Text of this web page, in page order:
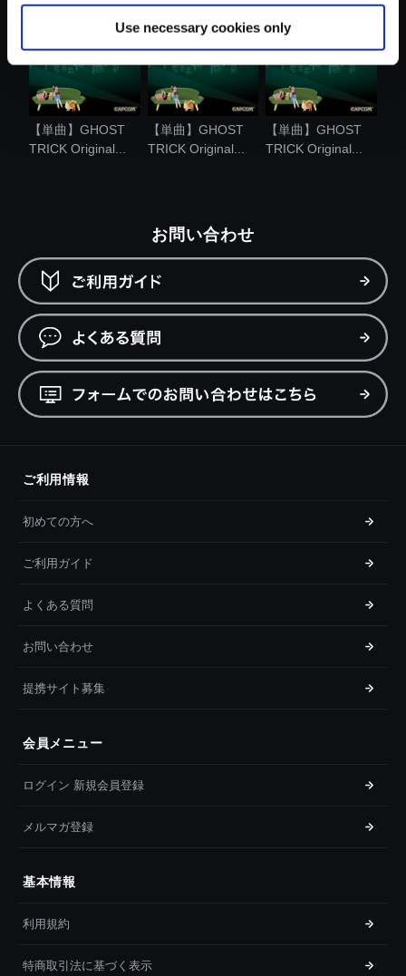
Use necessary cookies only
【単曲】GHOST
TRICK Original...
【単曲】GHOST
TRICK Original...
【単曲】GHOST
TRICK Original...
お問い合わせ
ご利用情報
初めての方へ
ご利用ガイド
よくある質問
お問い合わせ
提携サイト募集
会員メニュー
ログイン 新規会員登録
メルマガ登録
基本情報
利用規約
特商取引法に基づく表示